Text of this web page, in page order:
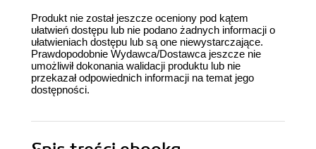
Produkt nie został jeszcze oceniony pod kątem
ułatwień dostępu lub nie podano żadnych informacji o
ułatwieniach dostępu lub są one niewystarczające.
Prawdopodobnie Wydawca/Dostawca jeszcze nie
umożliwił dokonania walidacji produktu lub nie
przekazał odpowiednich informacji na temat jego
dostępności.